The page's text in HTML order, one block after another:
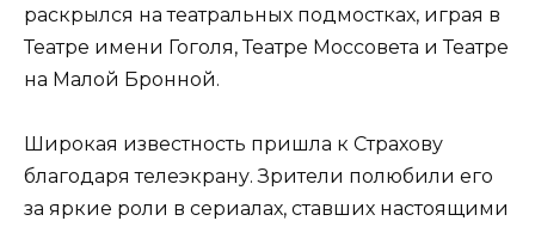
раскрылся на театральных подмостках, играя в
Театре имени Гоголя, Театре Моссовета и Театре
на Малой Бронной.
Широкая известность пришла к Страхову
благодаря телеэкрану. Зрители полюбили его
за яркие роли в сериалах, ставших настоящими